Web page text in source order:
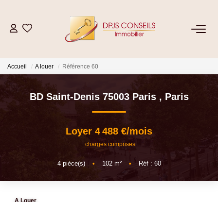
GESTION LOCATIVE
Accueil A louer Référence 60
BD Saint-Denis 75003 Paris , Paris
Loyer 4 488 €/mois
charges comprises
4pièce(s) • 102m² • Réf : 60
A Louer